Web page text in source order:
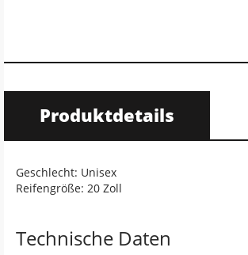
Produktdetails
Geschlecht: Unisex
Reifengröße: 20 Zoll
Technische Daten